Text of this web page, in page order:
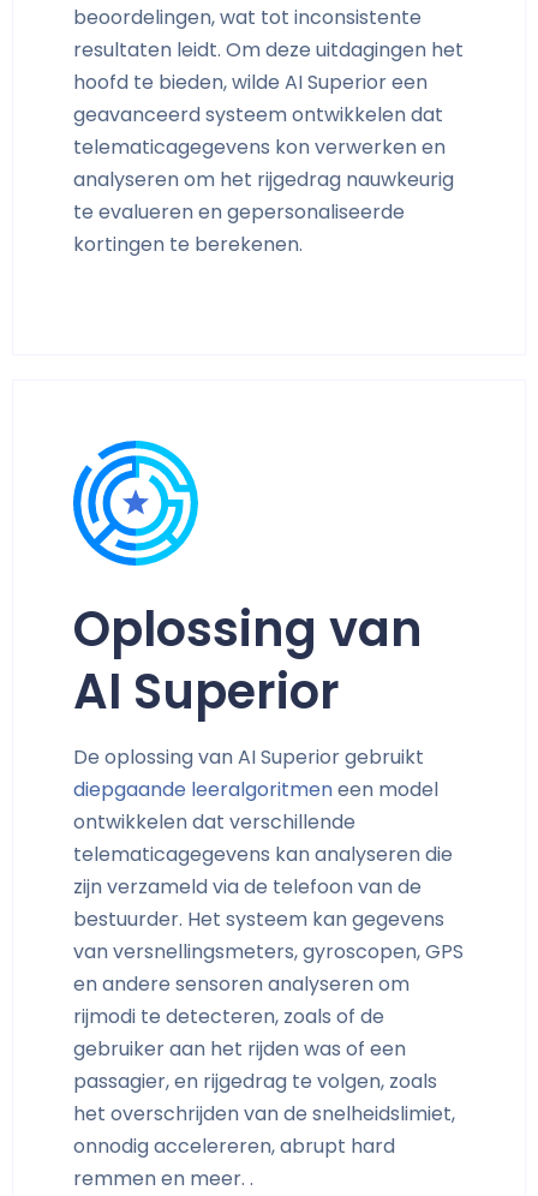
beoordelingen, wat tot inconsistente
resultaten leidt. Om deze uitdagingen het
hoofd te bieden, wilde AI Superior een
geavanceerd systeem ontwikkelen dat
telematicagegevens kon verwerken en
analyseren om het rijgedrag nauwkeurig
te evalueren en gepersonaliseerde
kortingen te berekenen.
Oplossing van
AI Superior
De oplossing van AI Superior gebruikt
diepgaande leeralgoritmeneen model
ontwikkelen dat verschillende
telematicagegevens kan analyseren die
zijn verzameld via de telefoon van de
bestuurder. Het systeem kan gegevens
van versnellingsmeters, gyroscopen, GPS
en andere sensoren analyseren om
rijmodi te detecteren, zoals of de
gebruiker aan het rijden was of een
passagier, en rijgedrag te volgen, zoals
het overschrijden van de snelheidslimiet,
onnodig accelereren, abrupt hard
remmen en meer. .